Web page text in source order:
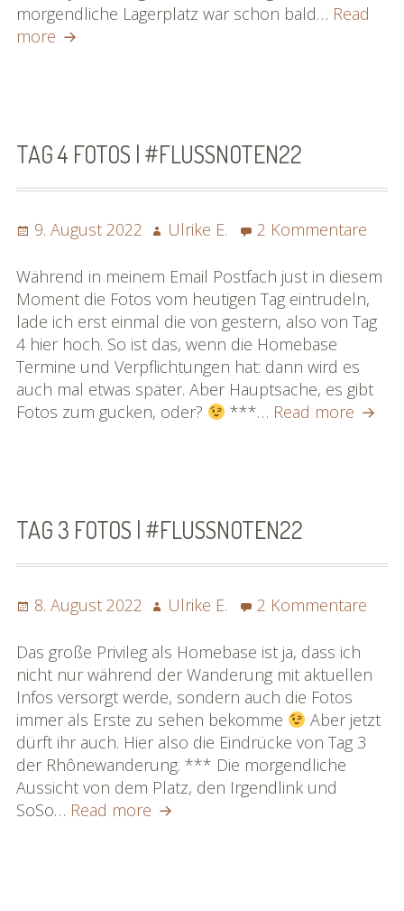
morgendliche Lagerplatz war schon bald… Read
more Tag
TAG 4 FOTOS | #FLUSSNOTEN22
Posted
9. August 2022 Author
Ulrike E. 2 Kommentarezu
4
|
Während in meinem Email Postfach just in diesem
Moment die Fotos vom heutigen Tag eintrudeln,
lade ich erst einmal die von gestern, also von Tag
4 hier hoch. So ist das, wenn die Homebase
Termine und Verpflichtungen hat: dann wird es
auch mal etwas später. Aber Hauptsache, es gibt
Fotos zum gucken, oder?
***… Read more Tag
TAG 3 FOTOS | #FLUSSNOTEN22
Posted
8. August 2022 Author
Ulrike E. 2 Kommentarezu
Das große Privileg als Homebase ist ja, dass ich
nicht nur während der Wanderung mit aktuellen
Infos versorgt werde, sondern auch die Fotos
immer als Erste zu sehen bekomme
Aber jetzt
dürft ihr auch. Hier also die Eindrücke von Tag 3
der Rhônewanderung. *** Die morgendliche
Aussicht von dem Platz, den Irgendlink und
SoSo… Read more Tag